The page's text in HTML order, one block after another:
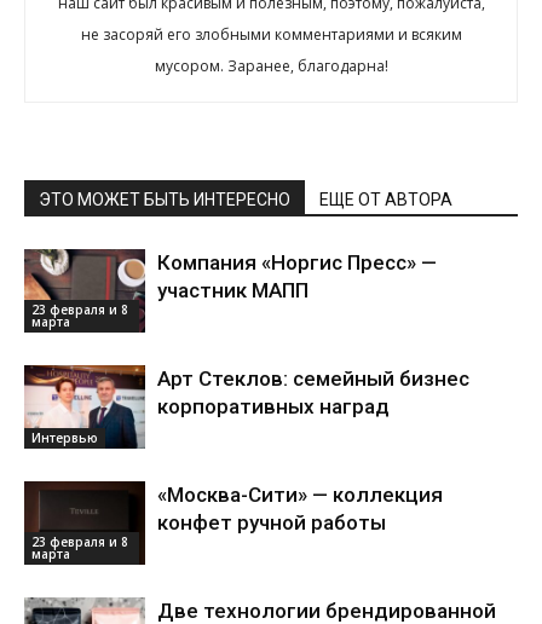
не засоряй его злобными комментариями и всяким
мусором. Заранее, благодарна!
ЭТО МОЖЕТ БЫТЬ ИНТЕРЕСНО ЕЩЕ ОТ АВТОРА
23 февраля и 8
марта
Компания «Норгис Пресс» —
участник МАПП
Интервью
Арт Стеклов: семейный бизнес
корпоративных наград
23 февраля и 8
марта
«Москва-Сити» — коллекция
конфет ручной работы
Две технологии брендированной